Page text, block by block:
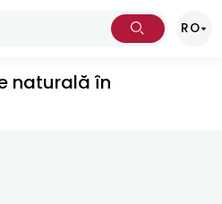
RO
naturală în